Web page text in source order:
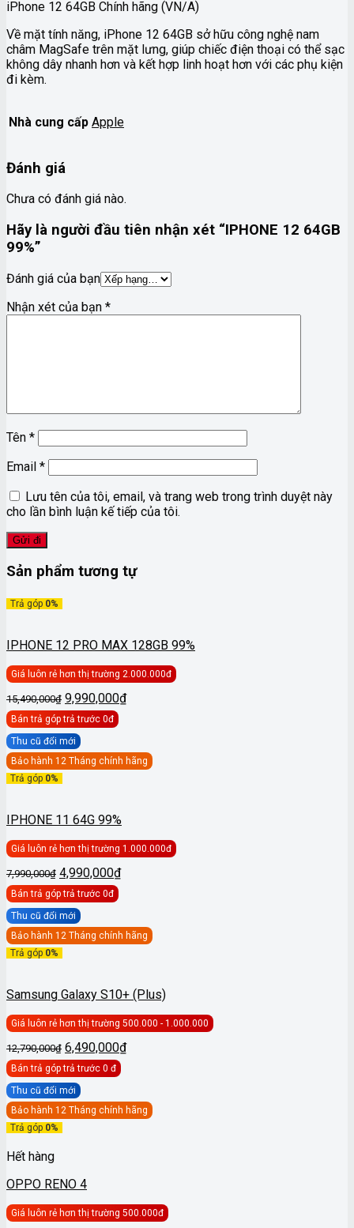
iPhone 12 64GB Chính hãng (VN/A)
Về mặt tính năng, iPhone 12 64GB sở hữu công nghệ nam
châm MagSafe trên mặt lưng, giúp chiếc điện thoại có thể sạc
không dây nhanh hơn và kết hợp linh hoạt hơn với các phụ kiện
đi kèm.
Nhà cung cấp Apple
Đánh giá
Chưa có đánh giá nào.
Hãy là người đầu tiên nhận xét “IPHONE 12 64GB
99%”
Đánh giá của bạn
Nhận xét của bạn *
Tên *
Email *
Lưu tên của tôi, email, và trang web trong trình duyệt này
cho lần bình luận kế tiếp của tôi.
Sản phẩm tương tự
Trả góp 0%
IPHONE 12 PRO MAX 128GB 99%
Giá luôn rẻ hơn thị trường 2.000.000đ
15,490,000₫ Giá
gốc
là:
15,490,000₫.
9,990,000₫Giá
9,990,000₫.
Bán trả góptrả trước 0đ
Thu cũ đổi mới
Bảo hành 12 Tháng chính hãng
Trả góp 0%
IPHONE 11 64G 99%
Giá luôn rẻ hơn thị trường 1.000.000đ
7,990,000₫ Giá
gốc
là:
7,990,000₫.
4,990,000₫Giá
4,990,000₫.
Bán trả góptrả trước 0đ
Thu cũ đổi mới
Bảo hành 12 Tháng chính hãng
Trả góp 0%
Samsung Galaxy S10+ (Plus)
Giá luôn rẻ hơn thị trường 500.000 - 1.000.000
12,790,000₫ Giá
gốc
là:
12,790,000₫.
6,490,000₫Giá
6,490,000₫.
Bán trả góptrả trước 0 đ
Thu cũ đổi mới
Bảo hành 12 Tháng chính hãng
Trả góp 0%
Hết hàng
OPPO RENO 4
Giá luôn rẻ hơn thị trường 500.000đ